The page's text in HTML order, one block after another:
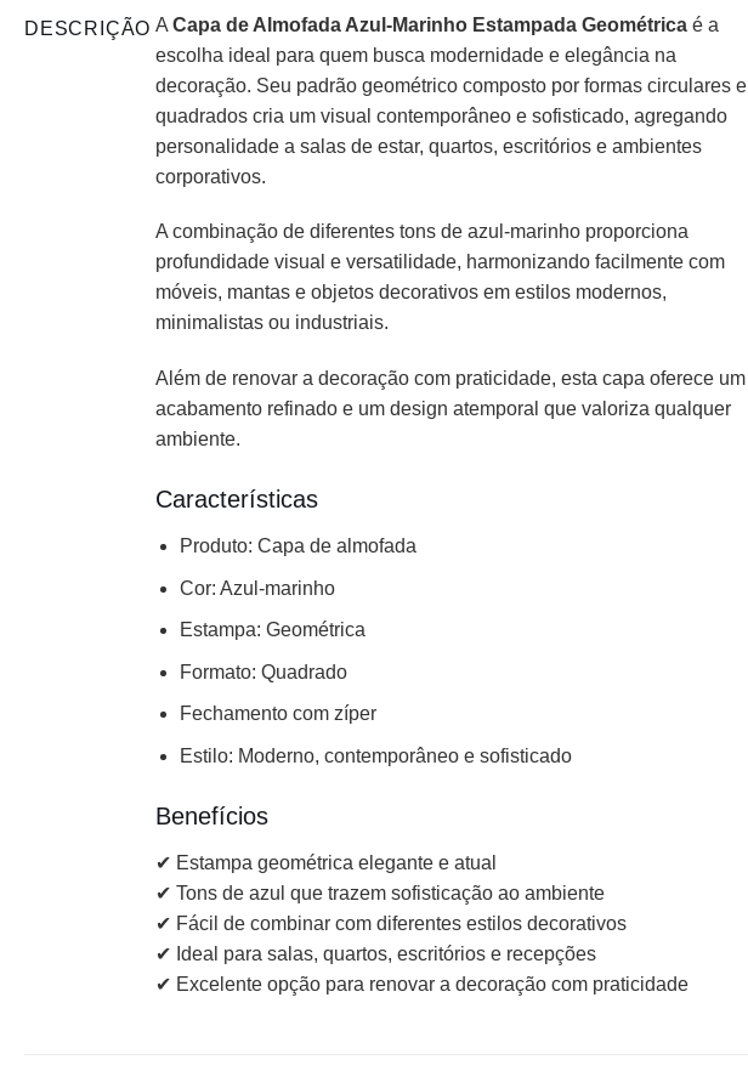
DESCRIÇÃO A Capa de Almofada Azul-Marinho Estampada Geométricaé a
escolha ideal para quem busca modernidade e elegância na
decoração. Seu padrão geométrico composto por formas circulares e
quadrados cria um visual contemporâneo e sofisticado, agregando
personalidade a salas de estar, quartos, escritórios e ambientes
corporativos.
A combinação de diferentes tons de azul-marinho proporciona
profundidade visual e versatilidade, harmonizando facilmente com
móveis, mantas e objetos decorativos em estilos modernos,
minimalistas ou industriais.
Além de renovar a decoração com praticidade, esta capa oferece um
acabamento refinado e um design atemporal que valoriza qualquer
ambiente.
Características
Produto: Capa de almofada
Cor: Azul-marinho
Estampa: Geométrica
Formato: Quadrado
Fechamento com zíper
Estilo: Moderno, contemporâneo e sofisticado
Benefícios
✔ Estampa geométrica elegante e atual
✔ Tons de azul que trazem sofisticação ao ambiente
✔ Fácil de combinar com diferentes estilos decorativos
✔ Ideal para salas, quartos, escritórios e recepções
✔ Excelente opção para renovar a decoração com praticidade